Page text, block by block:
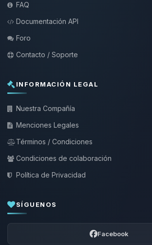
FAQ
Documentación API
Foro
Contacto / Soporte
INFORMACIÓN LEGAL
Nuestra Compañía
Menciones Legales
Términos / Condiciones
Condiciones de colaboración
Política de Privacidad
SÍGUENOS
Facebook